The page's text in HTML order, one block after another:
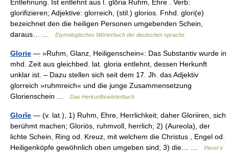
Entlehnung. Ist entlehnt aus l. glōria Ruhm, Ehre . Verb:
glorifizieren; Adjektive: glorreich, (stil.) glorios. Fnhd. glori(e)
bezeichnet den die heiligen Personen umgebenden Schein,
daraus… …
Etymologisches Wörterbuch der deutschen sprache
Glorie — »Ruhm, Glanz, Heiligenschein«: Das Substantiv wurde in
mhd. Zeit aus gleichbed. lat. gloria entlehnt, dessen Herkunft
unklar ist. – Dazu stellen sich seit dem 17. Jh. das Adjektiv
glorreich »ruhmreich« und die junge Zusammensetzung
Glorienschein …
Das Herkunftswörterbuch
Glorĭe — (v. lat.), 1) Ruhm, Ehre, Herrlichkeit; daher Gloriiren, sich
berühmt machen; Gloriös, ruhmvoll, herrlich; 2) (Aureola), der
lichte Schein, Ring od. Kreuz, mit welchem die Christus , Engel od.
Heiligenköpfe gewöhnlich oben umgeben sind; 3) die… …
Pierer's